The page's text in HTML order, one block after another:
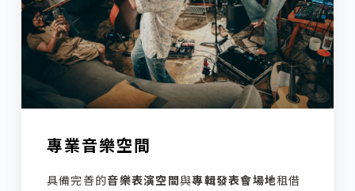
專業音樂空間
具備完善的音樂表演空間與專輯發表會場地租借